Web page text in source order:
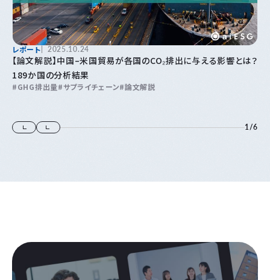
レポート 2025.10.24
【論文解説】中国–米国貿易が各国のCO₂排出に与える影響とは？
189か国の分析結果
GHG排出量 サプライチェーン 論文解説
1/6